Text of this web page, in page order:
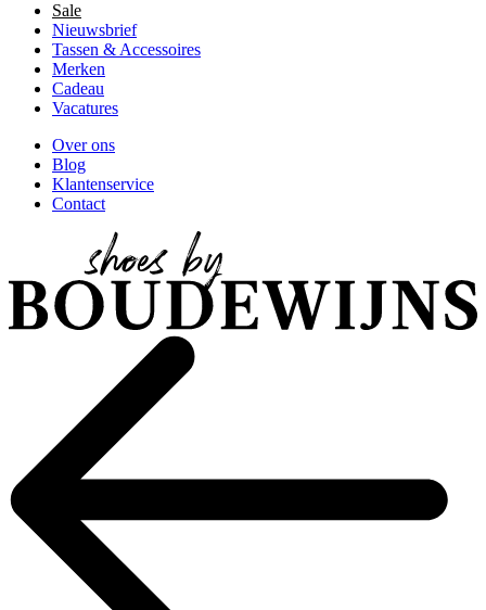
Sale
Nieuwsbrief
Tassen & Accessoires
Merken
Cadeau
Vacatures
Over ons
Blog
Klantenservice
Contact